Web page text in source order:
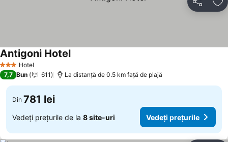
Distribuiți
3 SteleHotel
Antigoni HotelVedeți prețurile
7,7 Bun 611 La distanță de 0.5 km față de plajă
Din 781 lei
Vedeți prețurile de la 8 site-uri Vedeți prețurile